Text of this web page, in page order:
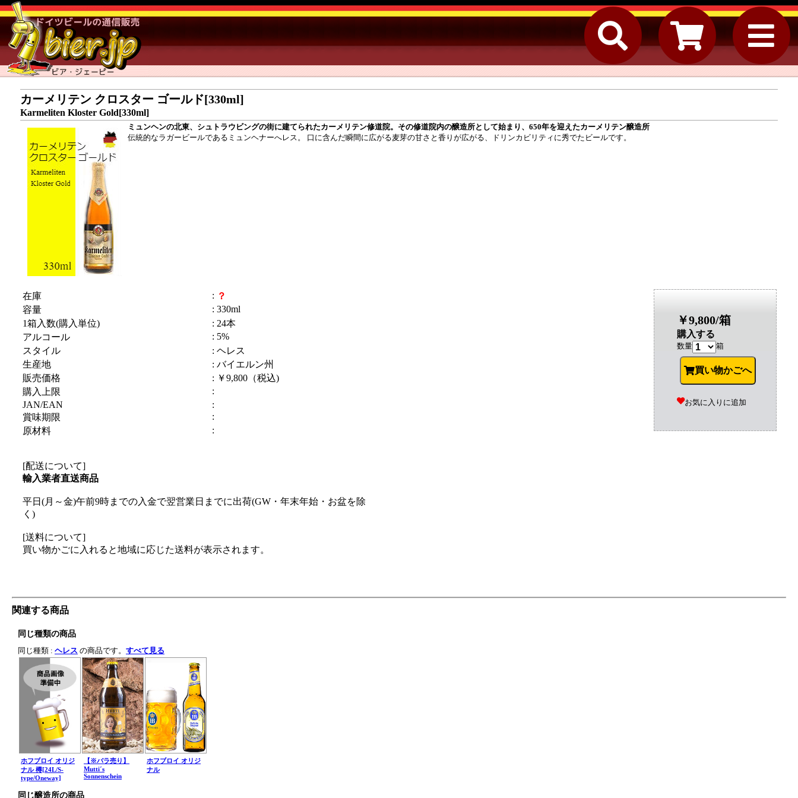
カーメリテン クロスター ゴールド[330ml]
Karmeliten Kloster Gold[330ml]
ミュンヘンの北東、シュトラウビングの街に建てられたカーメリテン修道院。その修道院内の醸造所として始まり、650年を迎えたカーメリテン醸造所
伝統的なラガービールであるミュンヘナーへレス。 口に含んだ瞬間に広がる麦芽の甘さと香りが広がる、ドリンカビリティに秀でたビールです。
在庫 : ？
容量
: 330ml
1箱入数(購入単位)
: 24本
アルコール
: 5%
スタイル
: ヘレス
生産地
: バイエルン州
販売価格
: ￥9,800（税込)
購入上限
:
JAN/EAN
:
賞味期限
:
原材料
:
[配送について]
輸入業者直送商品
平日(月～金)午前9時までの入金で翌営業日までに出荷(GW・年末年始・お盆を除
く)
[送料について]
買い物かごに入れると地域に応じた送料が表示されます。
￥9,800/箱
購入する
数量 箱
買い物かごへ
お気に入りに追加
関連する商品
同じ種類の商品
同じ種類 : ヘレス の商品です。 すべて見る
ホフブロイ オリジ
ナル 樽[24L/S-
type/Oneway]
【※バラ売り】
Mutti´s
Sonnenschein
ホフブロイ オリジ
ナル
同じ醸造所の商品